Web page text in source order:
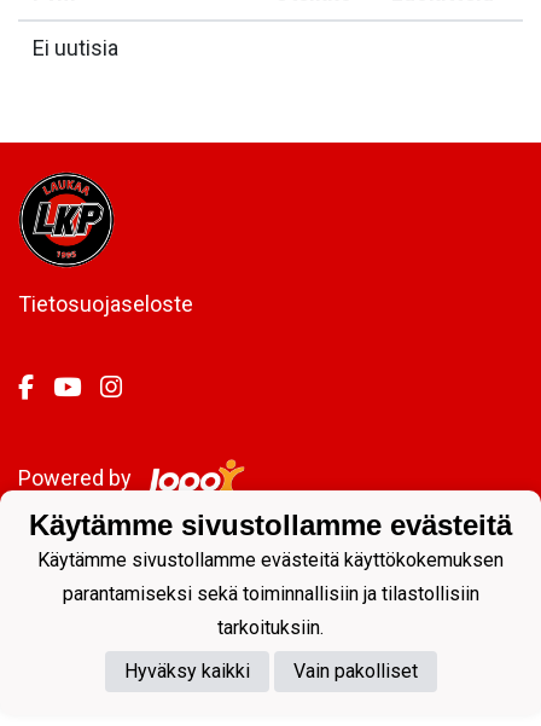
Ei uutisia
Tietosuojaseloste
Powered by
Käytämme sivustollamme evästeitä
Käytämme sivustollamme evästeitä käyttökokemuksen
parantamiseksi sekä toiminnallisiin ja tilastollisiin
tarkoituksiin.
Hyväksy kaikki
Vain pakolliset